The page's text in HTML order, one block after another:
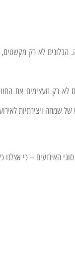
לא רק מקשטים,
רק מעצימים את
שמחה ויצירתיות
האירועים – כי